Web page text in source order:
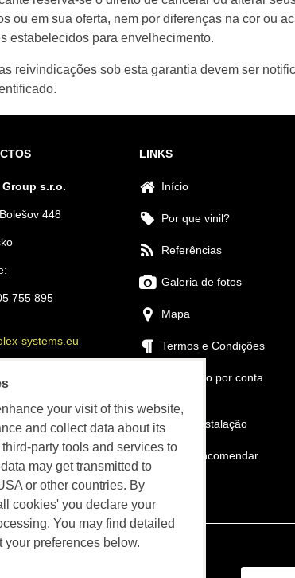
ou em sua oferta, nem por diferenças na cor ou
estabelecidos para envelhecimento.
reivindicações sob esta garantia devem ser
Group s.r.o.
448
755 895
systems.eu
faturamento, serviço
8:00 às 15:30
LINKS
Início
Por que vinil?
Referências
Galeria de fotos
Mapa
Termos e Condições
Instalação por conta
Nossa instalação
Como encomendar
your visit of this website,
and collect data about its
party tools and services to
may get transmitted to
or other countries. By
cookies' you declare your
You may find detailed
your preferences below.